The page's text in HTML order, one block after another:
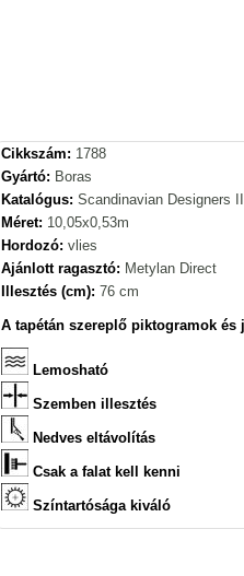
Cikkszám: 1788
Gyártó: Boras
Katalógus: Scandinavian Designers II
Méret: 10,05x0,53m
Hordozó: vlies
Ajánlott ragasztó: Metylan Direct
Illesztés (cm): 76 cm
A tapétán szereplő piktogramok és
Lemosható
Szemben illesztés
Nedves eltávolítás
Csak a falat kell kenni
Színtartósága kiváló